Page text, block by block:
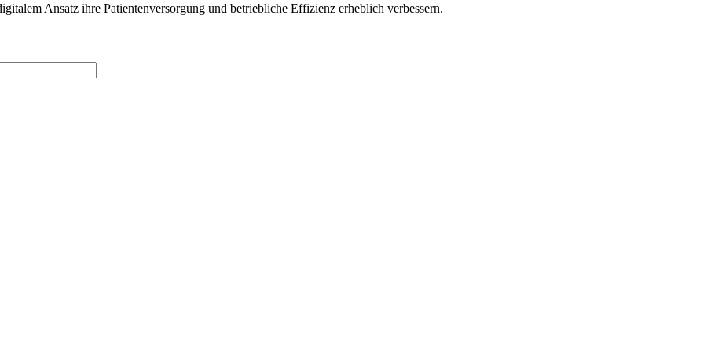
Ansatz ihre Patientenversorgung und betriebliche Effizienz erheblich verbessern.